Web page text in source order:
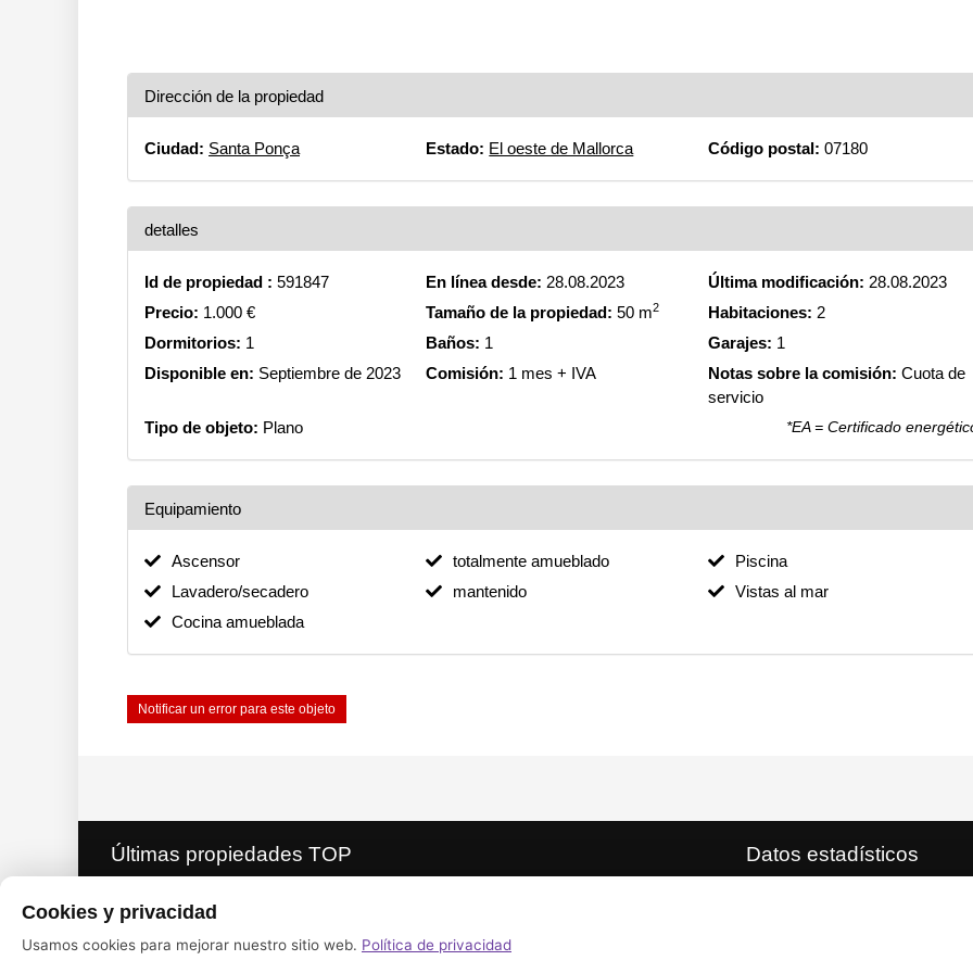
Dirección de la propiedad
Ciudad: Santa Ponça Estado: El oeste de Mallorca Código postal: 07180
detalles
Id de propiedad : 591847 En línea desde: 28.08.2023 Última modificación: 28.08.2023
Precio: 1.000 € Tamaño de la propiedad: 50 m2 Habitaciones: 2
Dormitorios: 1 Baños: 1 Garajes: 1
Disponible en: Septiembre de 2023 Comisión: 1 mes + IVA Notas sobre la comisión: Cuota de
servicio
Tipo de objeto: Plano *EA = Certificado
Equipamiento
Ascensor totalmente amueblado
Piscina
Lavadero/secadero
mantenido
Vistas al mar
Cocina amueblada
Notificar un error para este objeto
Últimas propiedades TOP
vistas al mar
Datos estadísticos
Cookies y privacidad
Usamos cookies para mejorar nuestro sitio web. Política de privacidad